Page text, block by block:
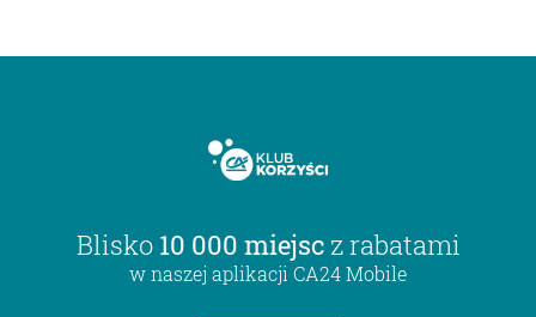
Blisko 10 000 miejsc z rabatami
w naszej aplikacji CA24 Mobile